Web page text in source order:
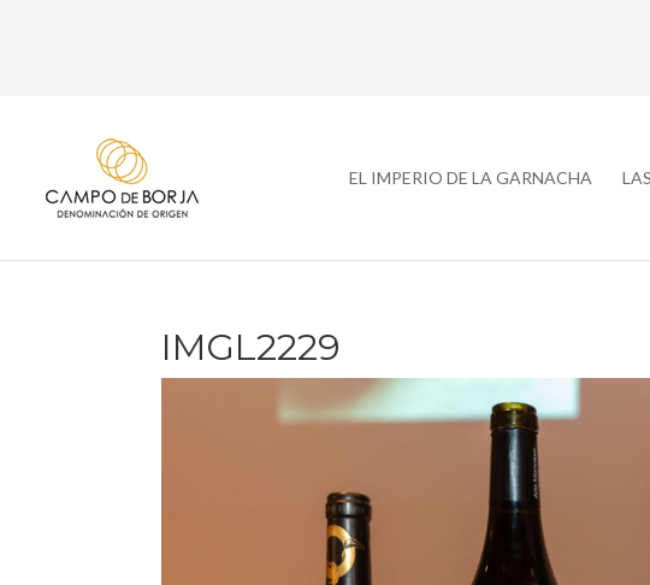
EL IMPERIO DE LA GARNACHA
IMGL2229